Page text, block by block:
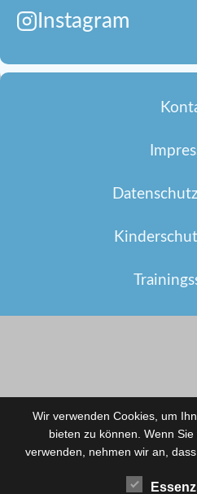
Instagram
Wir verwenden Cookies, um
bieten zu können. Wenn
verwenden, nehmen wir an,